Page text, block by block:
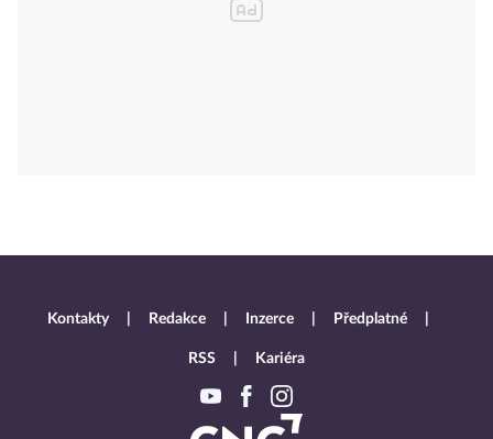
Kontakty Redakce Inzerce Předplatné
RSS Kariéra